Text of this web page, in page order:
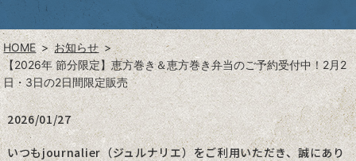
HOME
お知らせ
【2026年 節分限定】恵方巻き＆恵方巻き弁当のご予約受付中！2月2
日・3日の2日間限定販売
2026/01/27
いつもjournalier（ジュルナリエ）をご利用いただき、誠にあり